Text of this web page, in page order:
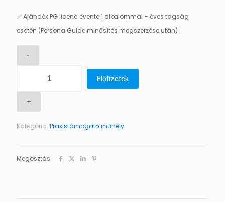
✅ Ajándék PG licenc évente 1 alkalommal – éves tagság
esetén (PersonalGuide minősítés megszerzése után)
-
éves
tagság
(€99/
mennyiség
+
Előfizetek
Kategória: Praxistámogatő műhely
Megosztás